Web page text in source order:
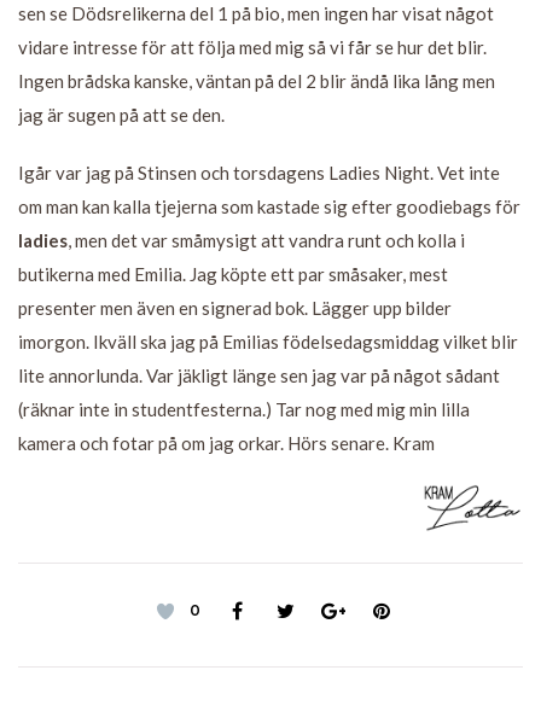
sen se Dödsrelikerna del 1 på bio, men ingen har visat något
vidare intresse för att följa med mig så vi får se hur det blir.
Ingen brådska kanske, väntan på del 2 blir ändå lika lång men
jag är sugen på att se den.
Igår var jag på Stinsen och torsdagens Ladies Night. Vet inte
om man kan kalla tjejerna som kastade sig efter goodiebags för
ladies, men det var småmysigt att vandra runt och kolla i
butikerna med Emilia. Jag köpte ett par småsaker, mest
presenter men även en signerad bok. Lägger upp bilder
imorgon. Ikväll ska jag på Emilias födelsedagsmiddag vilket blir
lite annorlunda. Var jäkligt länge sen jag var på något sådant
(räknar inte in studentfesterna.) Tar nog med mig min lilla
kamera och fotar på om jag orkar. Hörs senare. Kram
0